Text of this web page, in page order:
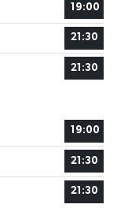
19:00
21:30
21:30
19:00
21:30
21:30